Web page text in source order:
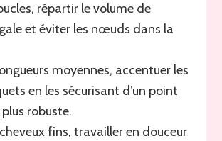
répartir le volume de
et éviter les nœuds dans la
moyennes, accentuer les
en les sécurisant d’un point
robuste.
fins, travailler en douceur